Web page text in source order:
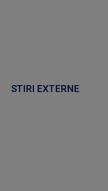
STIRI EXTERNE